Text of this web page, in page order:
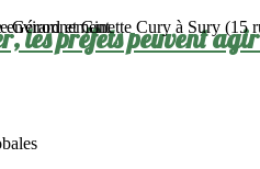
Gérard et Ginette Cury à Sury (15
environnement
les préfets peuvent